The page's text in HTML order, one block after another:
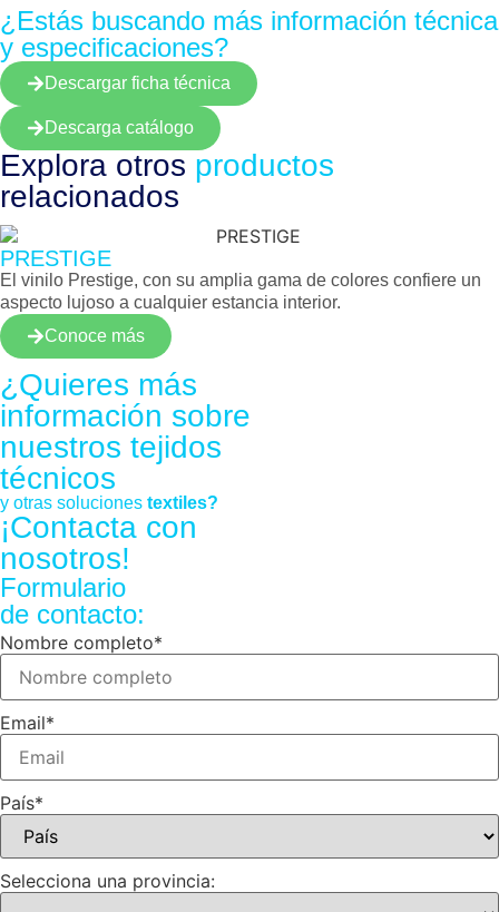
¿Estás buscando más información técnica
y especificaciones?
Descargar ficha técnica
Descarga catálogo
Explora otros productos
relacionados
PRESTIGE
El vinilo Prestige, con su amplia gama de colores confiere un
aspecto lujoso a cualquier estancia interior.
Conoce más
¿Quieres más
información sobre
nuestros tejidos
técnicos
y otras soluciones textiles?
¡Contacta con
nosotros!
Formulario
de contacto:
Nombre completo*
Email*
País*
Selecciona una provincia: